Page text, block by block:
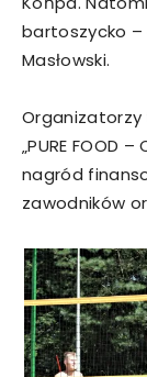
bartoszycko –
Masłowski.
Organizatorzy
„PURE FOOD
nagród
zawodników